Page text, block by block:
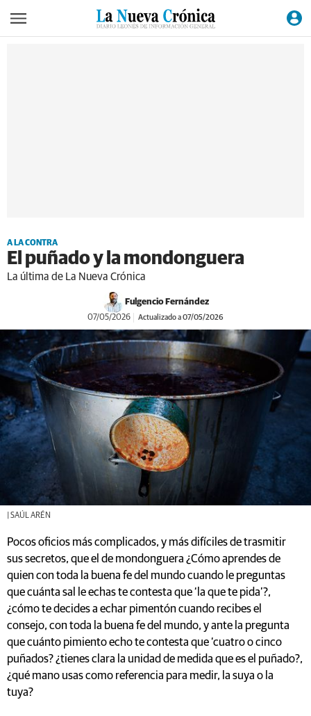
A LA CONTRA
El puñado y la mondonguera
La última de La Nueva Crónica
Fulgencio Fernández
07/05/2026 Actualizado a 07/05/2026
| SAÚL ARÉN
Pocos oficios más complicados, y más difíciles de trasmitir
sus secretos, que el de mondonguera ¿Cómo aprendes de
quien con toda la buena fe del mundo cuando le preguntas
que cuánta sal le echas te contesta que ‘la que te pida’?,
¿cómo te decides a echar pimentón cuando recibes el
consejo, con toda la buena fe del mundo, y ante la pregunta
que cuánto pimiento echo te contesta que ‘cuatro o cinco
puñados? ¿tienes clara la unidad de medida que es el puñado?,
¿qué mano usas como referencia para medir, la suya o la
tuya?